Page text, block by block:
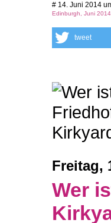
# 14. Juni 2014
Edinburgh, Juni 2014
tweet
Freitag,
Wer